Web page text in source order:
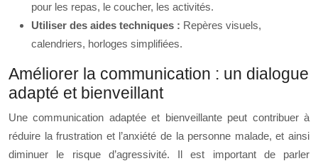
pour les repas, le coucher, les activités.
Utiliser des aides techniques : Repères visuels,
calendriers, horloges simplifiées.
Améliorer la communication : un dialogue
adapté et bienveillant
Une communication adaptée et bienveillante peut contribuer à
réduire la frustration et l’anxiété de la personne malade, et ainsi
diminuer le risque d’agressivité. Il est important de parler